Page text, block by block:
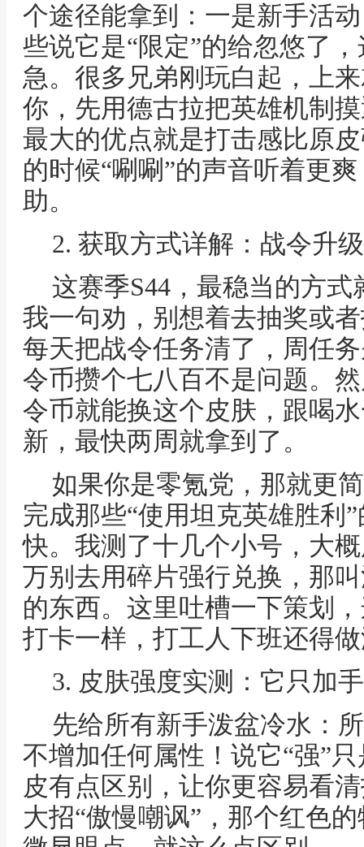
个途径能拿到：一是新手活
些说它是“限定”的给忽悠了
急。很多兄弟刚玩白起，上
你，先用德古拉把英雄机制
最大的优点就是打击感比原
的时候“唰唰”的声音听着更
助。
2. 获取方式详解：战令升
这赛季S44，最稳当的方
我一句劝，别想着去抽奖或
每天把战令任务清了，周任
令币攒个七八百不是问题。
令币就能换这个皮肤，跟喝
新，最快两周就拿到了。
如果你是零氪党，那就更
完成那些“使用坦克英雄胜利
快。我测了十几个小号，大
万别去用碎片强行兑换，那
的东西。这里吐槽一下策划
打卡一样，打工人下班还得
3. 皮肤强度实测：它只加
先给所有新手泼盆冷水：
不增加任何属性！说它“强”
皮有点区别，让你更容易看
大招“傲慢嘲讽”，那个红色